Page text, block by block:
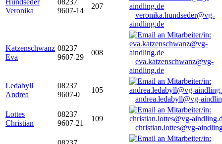
Hundseder
Veronika
08237
9607-14
207
veronika.hundseder@vg-
aindling.de
Katzenschwanz
Eva
08237
9607-29
008
eva.katzenschwanz@vg-
aindling.de
Ledabyll
Andrea
08237
9607-0
105
andrea.ledabyll@vg-
Lottes
Christian
08237
9607-21
109
christian.lottes@vg-